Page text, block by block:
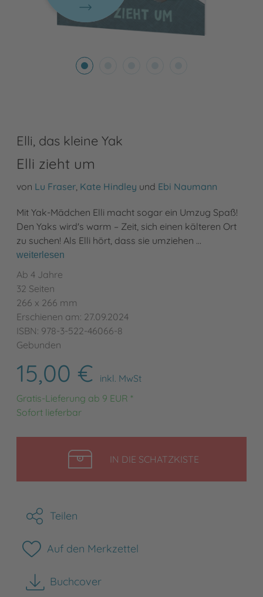
Elli, das kleine Yak
Elli zieht um
von Lu Fraser Kate Hindley und Ebi Naumann
Mit Yak-Mädchen Elli macht sogar ein Umzug Spaß!
Den Yaks wird's warm – Zeit, sich einen kälteren Ort
zu suchen! Als Elli hört, dass sie umziehen …
weiterlesen
Ab 4 Jahre
32 Seiten
266 x 266 mm
Erschienen am: 27.09.2024
ISBN: 978-3-522-46066-8
Gebunden
15,00 €
inkl. MwSt
Gratis-Lieferung ab 9 EUR *
Sofort lieferbar
IN DIE SCHATZKISTELEGEN
Teilen
Auf den Merkzettel
Buchcover
herunterladen